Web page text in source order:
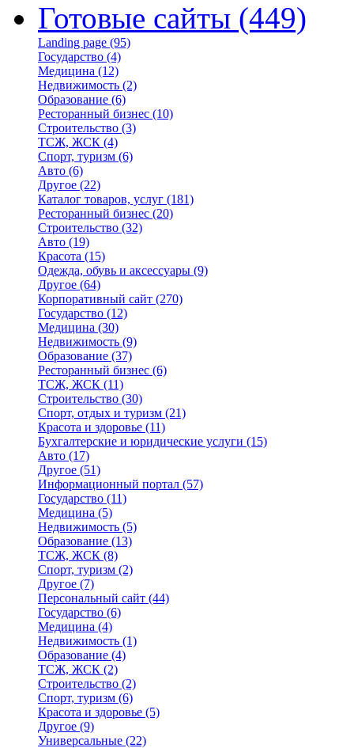
Готовые сайты (449)
Landing page (95)
Государство (4)
Медицина (12)
Недвижимость (2)
Образование (6)
Ресторанный бизнес (10)
Строительство (3)
ТСЖ, ЖСК (4)
Спорт, туризм (6)
Авто (6)
Другое (22)
Каталог товаров, услуг (181)
Ресторанный бизнес (20)
Строительство (32)
Авто (19)
Красота (15)
Одежда, обувь и аксессуары (9)
Другое (64)
Корпоративный сайт (270)
Государство (12)
Медицина (30)
Недвижимость (9)
Образование (37)
Ресторанный бизнес (6)
ТСЖ, ЖСК (11)
Строительство (30)
Спорт, отдых и туризм (21)
Красота и здоровье (11)
Бухгалтерские и юридические услуги (15)
Авто (17)
Другое (51)
Информационный портал (57)
Государство (11)
Медицина (5)
Недвижимость (5)
Образование (13)
ТСЖ, ЖСК (8)
Спорт, туризм (2)
Другое (7)
Персональный сайт (44)
Государство (6)
Медицина (4)
Недвижимость (1)
Образование (4)
ТСЖ, ЖСК (2)
Строительство (2)
Спорт, туризм (6)
Красота и здоровье (5)
Другое (9)
Универсальные (22)